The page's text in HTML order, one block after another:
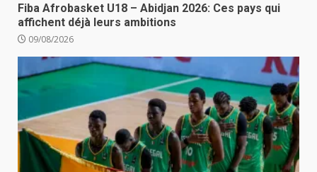
Fiba Afrobasket U18 – Abidjan 2026: Ces pays qui
affichent déjà leurs ambitions
09/08/2026